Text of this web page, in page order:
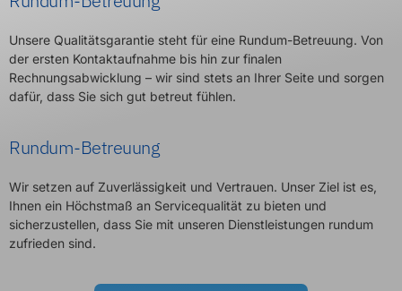
Unsere Qualitätsgarantie steht für eine Rundum-Betreuung. Von
der ersten Kontaktaufnahme bis hin zur finalen
Rechnungsabwicklung – wir sind stets an Ihrer Seite und sorgen
dafür, dass Sie sich gut betreut fühlen.
Rundum-Betreuung
Wir setzen auf Zuverlässigkeit und Vertrauen. Unser Ziel ist es,
Ihnen ein Höchstmaß an Servicequalität zu bieten und
sicherzustellen, dass Sie mit unseren Dienstleistungen rundum
zufrieden sind.